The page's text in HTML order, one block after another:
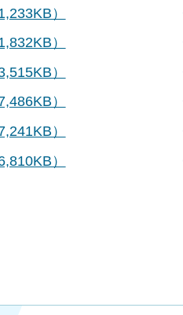
）
）
）
）
）
）